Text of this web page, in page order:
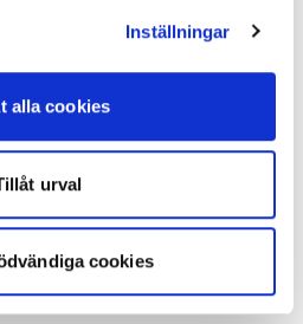
Inställningar
alla cookies
urval
cookies